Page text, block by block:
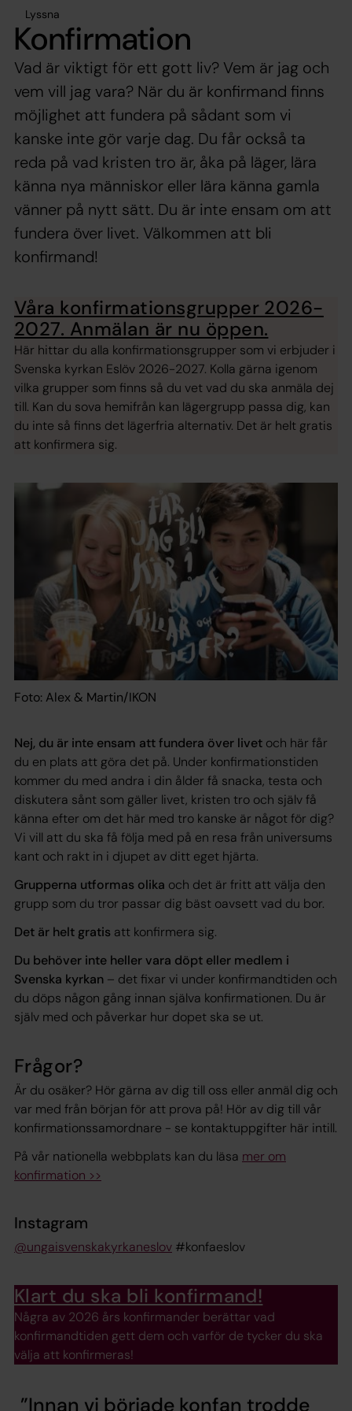
Lyssna
Konfirmation
Vad är viktigt för ett gott liv? Vem är jag och
vem vill jag vara? När du är konfirmand finns
möjlighet att fundera på sådant som vi
kanske inte gör varje dag. Du får också ta
reda på vad kristen tro är, åka på läger, lära
känna nya människor eller lära känna gamla
vänner på nytt sätt. Du är inte ensam om att
fundera över livet. Välkommen att bli
konfirmand!
Våra konfirmationsgrupper 2026-
2027. Anmälan är nu öppen.
Här hittar du alla konfirmationsgrupper som vi erbjuder i
Svenska kyrkan Eslöv 2026-2027. Kolla gärna igenom
vilka grupper som finns så du vet vad du ska anmäla dej
till. Kan du sova hemifrån kan lägergrupp passa dig, kan
du inte så finns det lägerfria alternativ. Det är helt gratis
att konfirmera sig.
Foto: Alex & Martin/IKON
Nej, du är inte ensam att fundera över livet och här får
du en plats att göra det på. Under konfirmationstiden
kommer du med andra i din ålder få snacka, testa och
diskutera sånt som gäller livet, kristen tro och själv få
känna efter om det här med tro kanske är något för dig?
Vi vill att du ska få följa med på en resa från universums
kant och rakt in i djupet av ditt eget hjärta.
Grupperna utformas olika och det är fritt att välja den
grupp som du tror passar dig bäst oavsett vad du bor.
Det är helt gratis att konfirmera sig.
Du behöver inte heller vara döpt eller medlem i
Svenska kyrkan – det fixar vi under konfirmandtiden och
du döps någon gång innan själva konfirmationen. Du är
själv med och påverkar hur dopet ska se ut.
Frågor?
Är du osäker? Hör gärna av dig till oss eller anmäl dig och
var med från början för att prova på! Hör av dig till vår
konfirmationssamordnare - se kontaktuppgifter här intill.
På vår nationella webbplats kan du läsa mer om
konfirmation >>
Instagram
@ungaisvenskakyrkaneslov #konfaeslov
Klart du ska bli konfirmand!
Några av 2026 års konfirmander berättar vad
konfirmandtiden gett dem och varför de tycker du ska
välja att konfirmeras!
Innan vi började konfan trodde